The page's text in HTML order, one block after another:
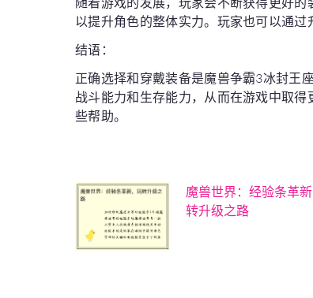
以提升角色的整体实力。玩家也可以通过
结语：
正确选择和穿戴装备是魔兽争霸3冰封王
战斗能力和生存能力，从而在游戏中取
些帮助。
魔兽世界：经验条革
转升级之路